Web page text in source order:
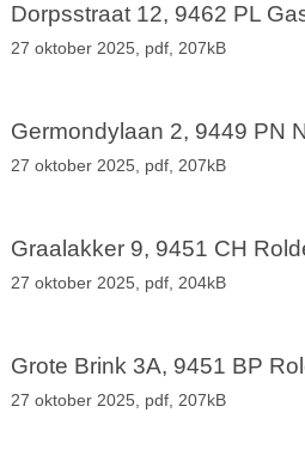
Dorpsstraat 12, 9462 PL
27 oktober 2025, pdf, 207kB
Germondylaan 2, 9449 PN
27 oktober 2025, pdf, 207kB
Graalakker 9, 9451 CH
27 oktober 2025, pdf, 204kB
Grote Brink 3A, 9451 BP
27 oktober 2025, pdf, 207kB